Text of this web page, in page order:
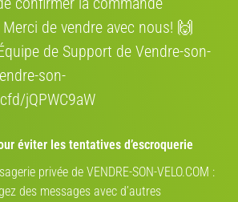
de vendre avec nous! 🙌
de Support de Vendre-son-
son-
jQPWC9aW
éviter les tentatives d’escroquerie
privée de VENDRE-SON-VELO.COM :
des messages avec d’autres